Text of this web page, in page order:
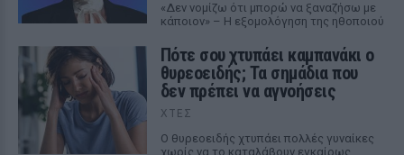
«Δεν νομίζω ότι μπορώ να ξαναζήσω με
κάποιον» – Η εξομολόγηση της ηθοποιού
Πότε σου χτυπάει καμπανάκι ο
θυρεοειδής; Τα σημάδια που
δεν πρέπει να αγνοήσεις
ΧΤΕΣ
Ο θυρεοειδής χτυπάει πολλές γυναίκες
χωρίς να το καταλάβουν εγκαίρως